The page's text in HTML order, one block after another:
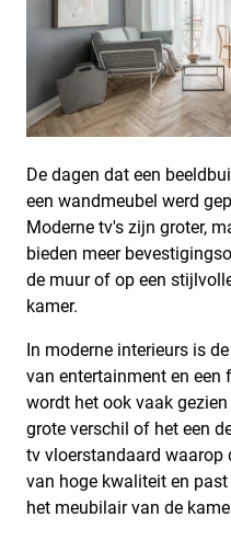
De dagen dat een
een wandmeubel werd
Moderne tv's zijn groter,
bieden meer
de muur of op een
kamer.
In moderne interieurs is
van entertainment en
wordt het ook vaak
grote verschil of het een
tv vloerstandaard waarop
van hoge kwaliteit en
het meubilair van de